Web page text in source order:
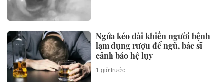
Ngứa kéo dài khiến người bệnh
lạm dụng rượu để ngủ, bác sĩ
cảnh báo hệ lụy
1 giờ trước